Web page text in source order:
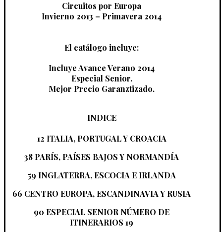
Circuitos por Europa
Invierno 2013 – Primavera 2014
El catálogo incluye:
Incluye Avance Verano 2014
Especial Senior.
Mejor Precio Garanztizado.
INDICE
12 ITALIA, PORTUGAL Y CROACIA
38 PARÍS, PAÍSES BAJOS Y NORMANDÍA
59 INGLATERRA, ESCOCIA E IRLANDA
66 CENTRO EUROPA, ESCANDINAVIA Y RUSIA
90 ESPECIAL SENIOR NÚMERO DE
ITINERARIOS 19